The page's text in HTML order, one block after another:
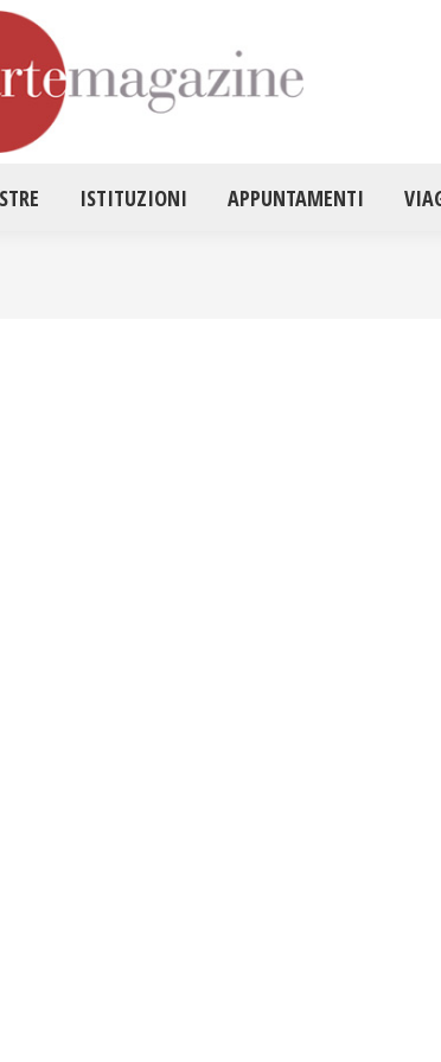
ISTITUZIONI APPUNTAMENTI
HOME